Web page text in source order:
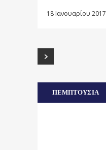
18 Ιανουαρίου 2017
ΠΕΜΠΤΟΥΣΙΑ